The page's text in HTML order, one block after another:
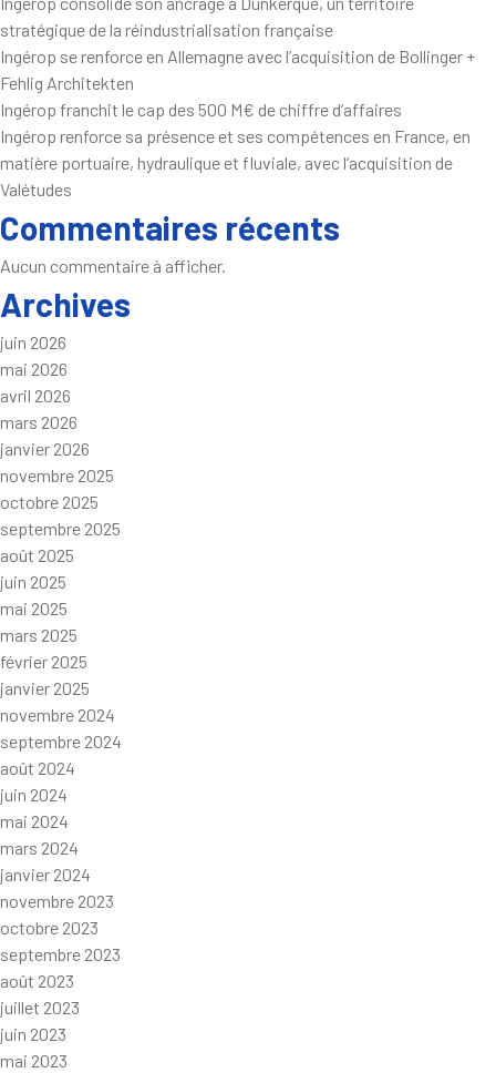
stratégique de la réindustrialisation française
Ingérop se renforce en Allemagne avec l’acquisition de Bollinger +
Fehlig Architekten
Ingérop franchit le cap des 500 M€ de chiffre d’affaires
Ingérop renforce sa présence et ses compétences en France, en
matière portuaire, hydraulique et fluviale, avec l’acquisition de
Valétudes
Commentaires récents
Aucun commentaire à afficher.
Archives
juin 2026
mai 2026
avril 2026
mars 2026
janvier 2026
novembre 2025
octobre 2025
septembre 2025
août 2025
juin 2025
mai 2025
mars 2025
février 2025
janvier 2025
novembre 2024
septembre 2024
août 2024
juin 2024
mai 2024
mars 2024
janvier 2024
novembre 2023
octobre 2023
septembre 2023
août 2023
juillet 2023
juin 2023
mai 2023